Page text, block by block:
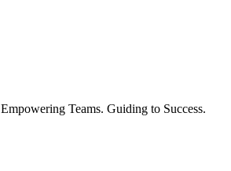
Teams. Guiding to Success.